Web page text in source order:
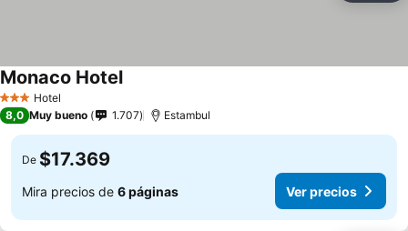
3 Estrellas
Hotel
Monaco Hotel
8,0 Muy bueno 1.707 Estambul
De $17.369
Mira precios de 6 páginas Ver precios